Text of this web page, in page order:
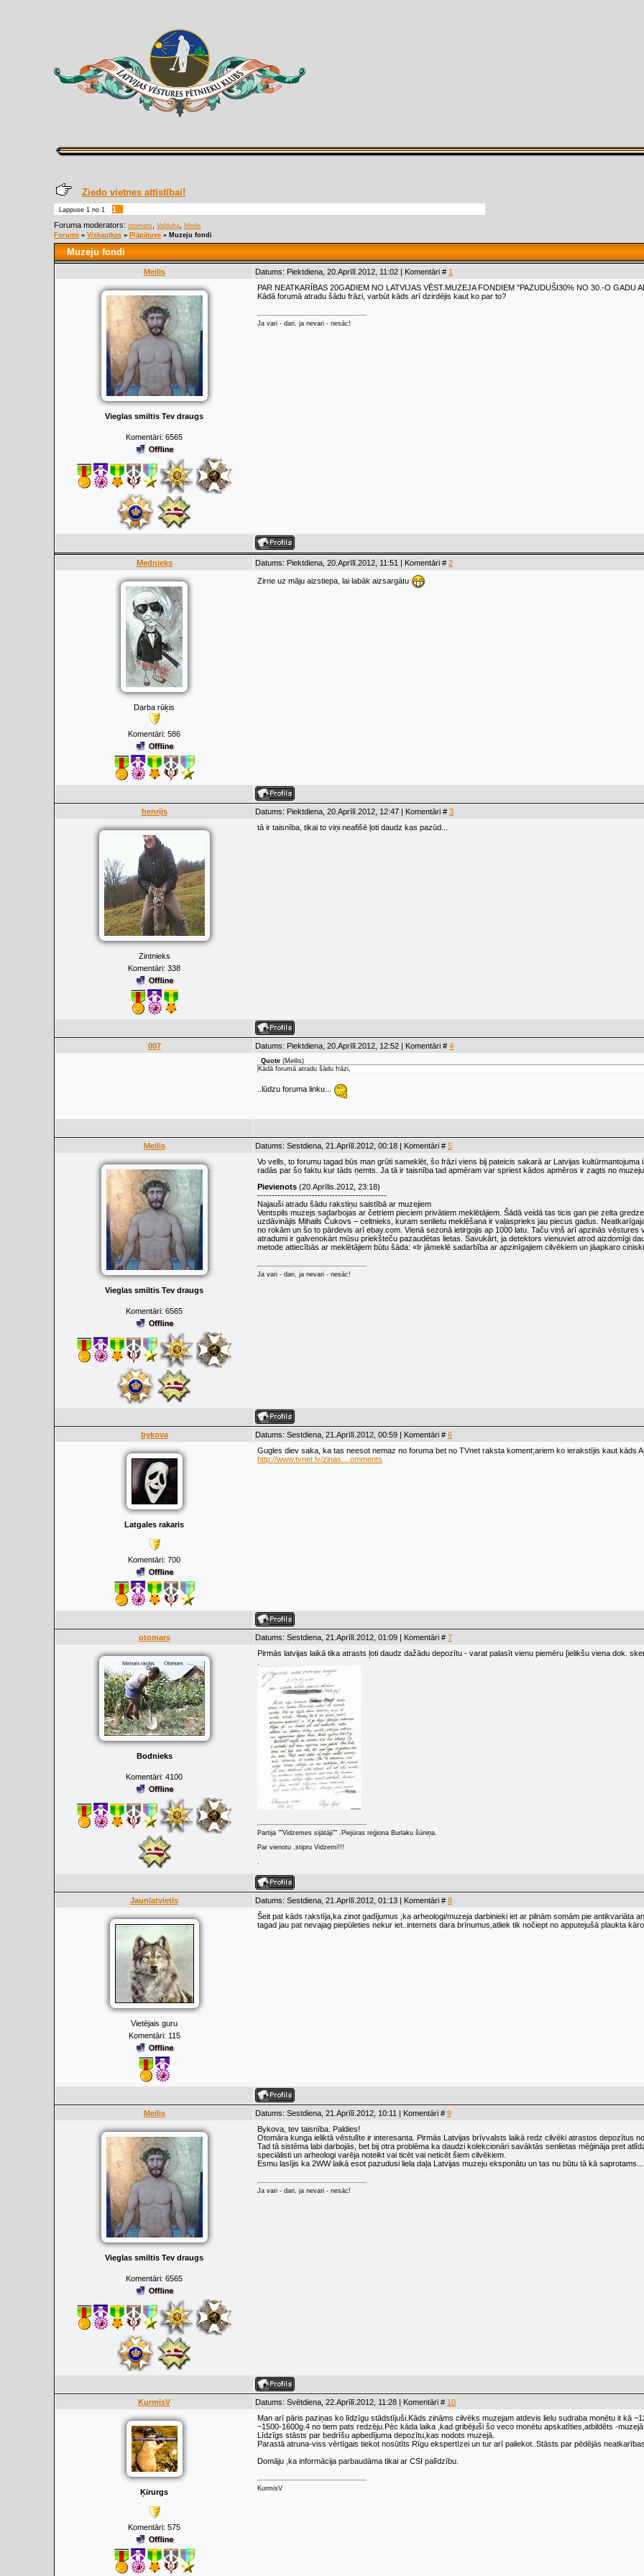
Ziedo vietnes attīstībai!
Lappuse 1 no 1
1
Foruma moderators: otomars Valduha
Meilis
Forums » Viskautkas » Pļāpātuve » Muzeju fondi
Muzeju fondi
Meilis Datums: Piektdiena, 20.Aprīlī.2012, 11:02 | Komentāri # 1
Vieglas smiltis Tev draugs
Komentāri: 6565
PAR NEATKARĪBAS 20GADIEM NO LATVIJAS VĒST.MUZEJA FONDIEM ''PAZUDUŠI30% NO 30.-O GADU
Kādā forumā atradu šādu frāzi, varbūt kāds arī dzirdējis kaut ko par to?
Ja vari - dari, ja nevari - nesāc!
Mednieks Datums: Piektdiena, 20.Aprīlī.2012, 11:51 | Komentāri # 2
Darba rūķis
Komentāri: 586
Zirne uz māju aizstiepa, lai labāk aizsargātu
henrijs Datums: Piektdiena, 20.Aprīlī.2012, 12:47 | Komentāri # 3
Zintnieks
Komentāri: 338
tā ir taisnība, tikai to viņi neafišē ļoti daudz kas pazūd...
007 Datums: Piektdiena, 20.Aprīlī.2012, 12:52 | Komentāri # 4
Quote (Meilis)
Kādā forumā atradu šādu frāzi,
..lūdzu foruma linku...
Meilis Datums: Sestdiena, 21.Aprīlī.2012, 00:18 | Komentāri # 5
Vieglas smiltis Tev draugs
Komentāri: 6565
Vo vells, to forumu tagad būs man grūti sameklēt, šo frāzi viens bij pateicis sakarā ar Latvijas
radās par šo faktu kur tāds ņemts. Ja tā ir taisnība tad apmēram var spriest kādos apmēros ir zagts no muzeju
Pievienots (20.Aprīlis.2012, 23:18)
---------------------------------------------
Najauši atradu šādu rakstiņu saistībā ar muzejiem
Ventspils muzejs sadarbojas ar četriem pieciem privātiem meklētājiem. Šādā veidā tas ticis gan pie zelta
uzdāvinājis Mihails Čukovs – celtnieks, kuram senlietu meklēšana ir vaļasprieks jau piecus gadus.
no rokām un šo to pārdevis arī ebay.com. Vienā sezonā ietirgojis ap 1000 latu. Taču viņš arī apzinās
atradumi ir galvenokārt mūsu priekšteču pazaudētas lietas. Savukārt, ja detektors vienuviet atrod aizdomīgi
metode attiecībās ar meklētājiem būtu šāda: «Ir jāmeklē sadarbība ar apzinīgajiem cilvēkiem un jāapkaro
Ja vari - dari, ja nevari - nesāc!
bykova Datums: Sestdiena, 21.Aprīlī.2012, 00:59 | Komentāri # 6
Latgales rakaris
Komentāri: 700
Gugles diev saka, ka tas neesot nemaz no foruma bet no TVnet raksta koment;ariem ko ierakstījis kaut kāds
http://www.tvnet.lv/zinas....omments
otomars Datums: Sestdiena, 21.Aprīlī.2012, 01:09 | Komentāri # 7
Bodnieks
Komentāri: 4100
Pirmās latvijas laikā tika atrasts ļoti daudz dažādu depozītu - varat palasīt vienu piemēru [ielikšu viena dok.
Partija ""Vidzemes sijātāji"" .Piejūras reģiona Burlaku šūniņa.
Par vienotu ,stipru Vidzemi!!!
.
Jaunlatvietis Datums: Sestdiena, 21.Aprīlī.2012, 01:13 | Komentāri # 8
Vietējais guru
Komentāri: 115
Šeit pat kāds rakstīja,ka zinot gadījumus ,ka arheologi/muzeja darbinieki iet ar pilnām somām pie antikvariāta
tagad jau pat nevajag piepūleties nekur iet..internets dara brīnumus,atliek tik nočiept no apputejušā plaukta
Meilis Datums: Sestdiena, 21.Aprīlī.2012, 10:11 | Komentāri # 9
Vieglas smiltis Tev draugs
Komentāri: 6565
Bykova, tev taisnība. Paldies!
Otomāra kunga ieliktā vēstulīte ir interesanta. Pirmās Latvijas brīvvalsts laikā redz cilvēki atrastos depozītus
Tad tā sistēma labi darbojās, bet bij otra problēma ka daudzi kolekcionāri savāktās senlietas mēģināja pret
speciālisti un arheologi varēja noteikt vai ticēt vai neticēt šiem cilvēkiem.
Esmu lasījis ka 2WW laikā esot pazudusi liela daļa Latvijas muzeju eksponātu un tas nu būtu tā kā
Ja vari - dari, ja nevari - nesāc!
KurmisV Datums: Svētdiena, 22.Aprīlī.2012, 11:28 | Komentāri # 10
Ķirurgs
Komentāri: 575
Man arī pāris paziņas ko līdzīgu stādstījuši.Kāds zināms cilvēks muzejam atdevis lielu sudraba monētu it kā
~1500-1600g.4 no tiem pats redzēju.Pēc kāda laika ,kad gribējuši šo veco monētu apskatīties,atbildēts -muzejā
Līdzīgs stāsts par bedrīšu apbedījuma depozītu,kas nodots muzejā.
Parastā atruna-viss vērtīgais tiekot nosūtīts Rīgu ekspertīzei un tur arī paliekot..Stāsts par pēdējās
Domāju ,ka informācija parbaudāma tikai ar CSI palīdzību.
KurmisV